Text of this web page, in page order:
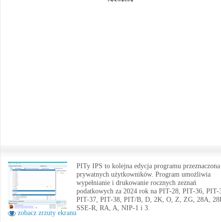
zobacz zrzuty ekranu
PITy IPS to kolejna edycja programu
prywatnych użytkowników. Program umożliwia
wypełnianie i drukowanie rocznych zeznań
podatkowych za 2024 rok na PIT-28, PIT-36, PIT-
PIT-37, PIT-38, PIT/B, D, 2K, O, Z, ZG, 28A,
SSE-R, RA, A, NIP-1 i 3.